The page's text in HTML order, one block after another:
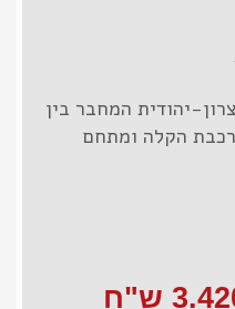
יהודית המחבר בין
הקלה ומתחם